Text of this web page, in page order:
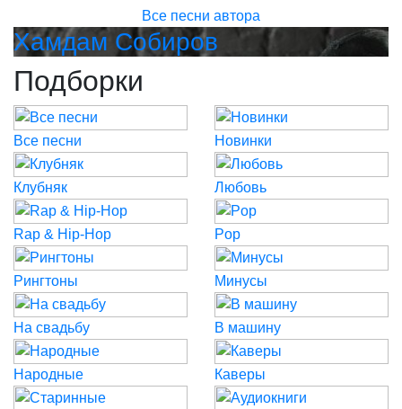
Все песни автора
Хамдам Собиров
Подборки
Все песни Новинки
Клубняк Любовь
Rap & Hip-Hop Pop
Рингтоны Минусы
На свадьбу В машину
Народные Каверы